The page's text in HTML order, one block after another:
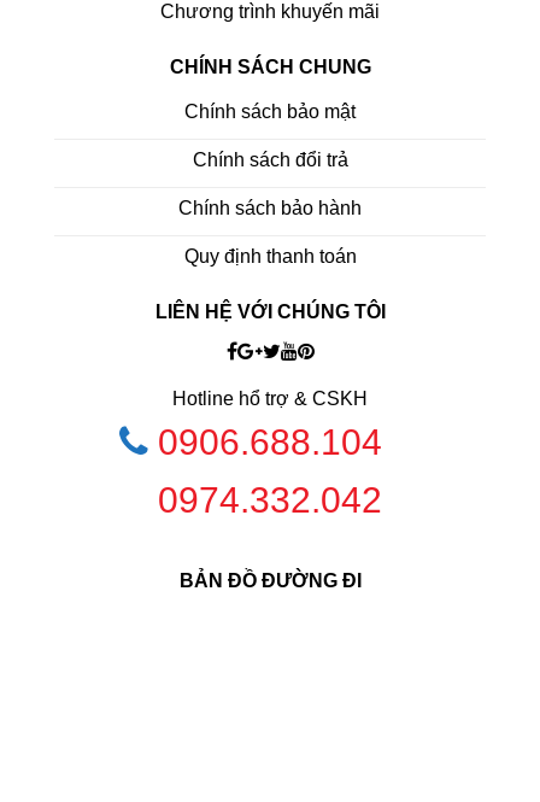
Chương trình khuyến mãi
CHÍNH SÁCH CHUNG
Chính sách bảo mật
Chính sách đổi trả
Chính sách bảo hành
Quy định thanh toán
LIÊN HỆ VỚI CHÚNG TÔI
Hotline hổ trợ & CSKH
0906.688.104
0974.332.042
BẢN ĐỒ ĐƯỜNG ĐI